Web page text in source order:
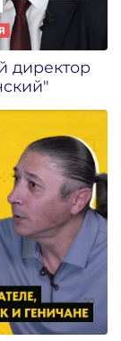
директор